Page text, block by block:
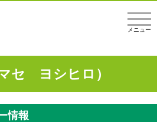
メニュー
セ ヨシヒロ）
情報